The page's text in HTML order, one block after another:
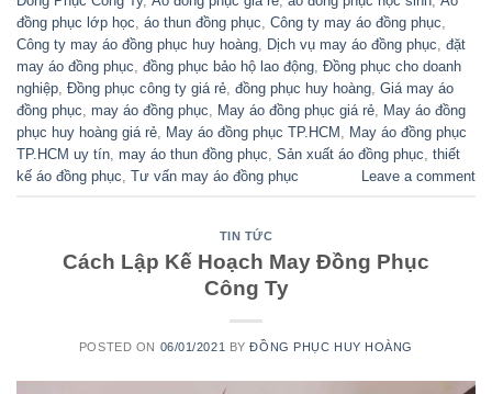
đồng phục lớp học áo thun đồng phục Công ty may áo đồng phục
Công ty may áo đồng phục huy hoàng
Dịch vụ may áo đồng phục đặt
may áo đồng phục đồng phục bảo hộ lao động Đồng phục cho doanh
nghiệp Đồng phục công ty giá rẻ đồng phục huy hoàng Giá may áo
đồng phục may áo đồng phục May áo đồng phục giá rẻ
May áo đồng
phục huy hoàng giá rẻ
May áo đồng phục TP.HCM
May áo đồng phục
TP.HCM uy tín may áo thun đồng phục Sản xuất áo đồng phục thiết
kế áo đồng phục Tư vấn may áo đồng phục Leave a comment
TIN TỨC
Cách Lập Kế Hoạch May Đồng Phục
Công Ty
POSTED ON 06/01/2021 BYĐỒNG PHỤC HUY HOÀNG